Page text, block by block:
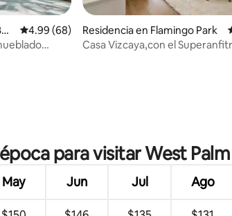
Calificación promedio: 4.99 de 5; 68
4.99 (68)
Residencia en Flamingo Park
Casa Vizcaya,con el
para visitar West
May Jun Jul Ago